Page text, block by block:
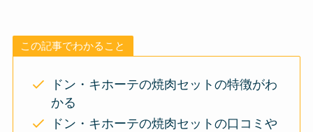
この記事でわかること
ドン・キホーテの焼肉セットの特徴がわ
かる
ドン・キホーテの焼肉セットの口コミや